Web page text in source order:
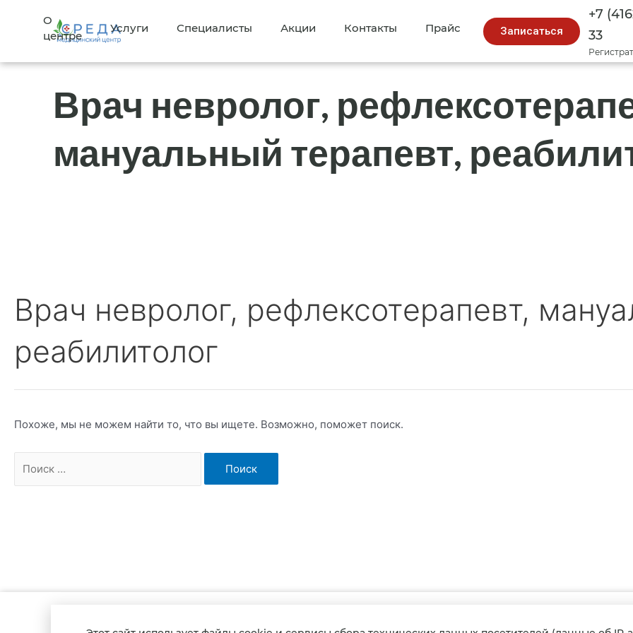
О
центре
Услуги Специалисты Акции Контакты Прайс Записаться
+7
33
Врач невролог,
мануальный терапевт,
Врач невролог, рефлексотерапевт,
реабилитолог
Похоже, мы не можем найти то, что вы ищете. Возможно, поможет поиск.